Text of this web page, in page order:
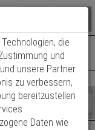
momentan leer.
Fertig
8:00 - 14:00 Uhrdie
und
unsere Partner
zu verbessern,
bereitzustellen
Daten wie